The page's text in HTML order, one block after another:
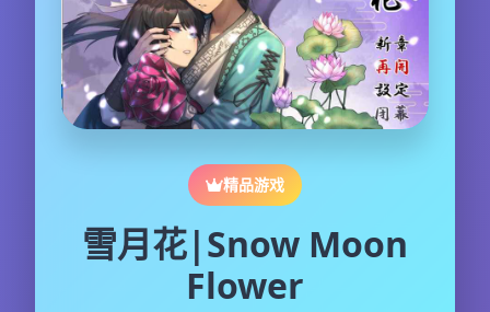
精品游戏
雪月花|Snow Moon
Flower